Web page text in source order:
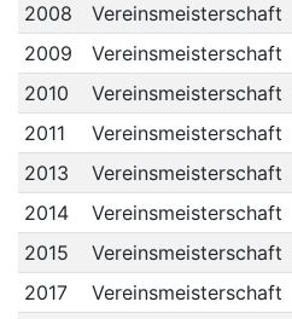
2008
Vereinsmeisterschaft
2009
Vereinsmeisterschaft
2010
Vereinsmeisterschaft
2011
Vereinsmeisterschaft
2013
Vereinsmeisterschaft
2014
Vereinsmeisterschaft
2015
Vereinsmeisterschaft
2017
Vereinsmeisterschaft